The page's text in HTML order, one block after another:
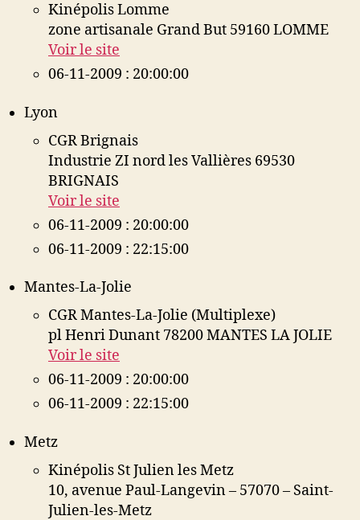
Kinépolis Lomme
zone artisanale Grand But 59160 LOMME
Voir le site
06-11-2009 : 20:00:00
Lyon
CGR Brignais
Industrie ZI nord les Vallières 69530
BRIGNAIS
Voir le site
06-11-2009 : 20:00:00
06-11-2009 : 22:15:00
Mantes-La-Jolie
CGR Mantes-La-Jolie (Multiplexe)
pl Henri Dunant 78200 MANTES LA JOLIE
Voir le site
06-11-2009 : 20:00:00
06-11-2009 : 22:15:00
Metz
Kinépolis St Julien les Metz
10, avenue Paul-Langevin – 57070 – Saint-
Julien-les-Metz